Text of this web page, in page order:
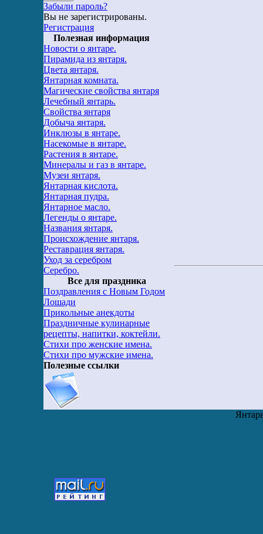
Забыли пароль?
Вы не зарегистрированы.
Регистрация
Полезная информация
Новости о янтаре.
Пирамида из янтаря.
Цвета янтаря.
Янтарная комната.
Магические свойства янтаря
Лечебный янтарь.
Свойства янтаря
Добыча янтаря.
Инклюзы в янтаре.
Насекомые в янтаре.
Растения в янтаре.
Минералы и газ в янтаре.
Музеи янтаря.
Янтарная кислота.
Янтарная пудра.
Янтарное масло.
Легенды о янтаре.
Названия янтаря.
Происхождение янтаря.
Реставрация янтаря.
Уход за серебром
Серебро.
Все для праздника
Поздравления с Новым Годом
Лошади
Прикольные анекдоты
Праздничные кулинарные
рецепты, напитки, коктейли.
Стихи про женские имена.
Стихи про мужские имена.
Полезные ссылки